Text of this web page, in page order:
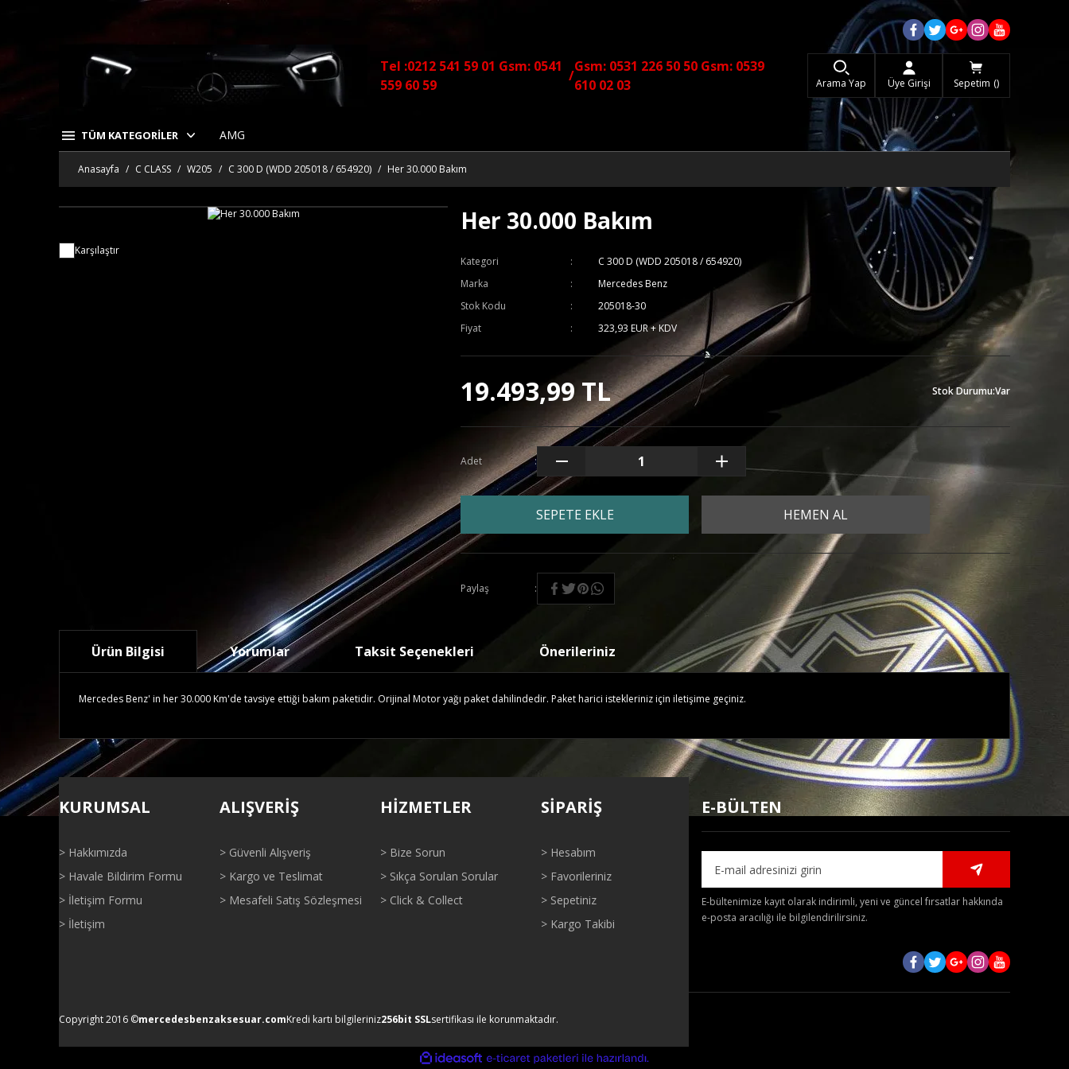
Tel :0212 541 59 01 Gsm: 0541
559 60 59
/
Gsm: 0531 226 50 50 Gsm: 0539
610 02 03
Arama Yap Üye Girişi Sepetim
TÜM KATEGORİLER AMG
Anasayfa C CLASS W205 C 300 D (WDD 205018 / 654920) Her 30.000 Bakım
Karşılaştır
Her 30.000 Bakım
Kategori
C 300 D (WDD 205018 / 654920)
Marka
Mercedes Benz
Stok Kodu
205018-30
Fiyat
323,93 EUR + KDV
19.493,99 TL Stok Durumu:Var
Adet
SEPETE EKLE HEMEN AL
Paylaş
Ürün Bilgisi Yorumlar Taksit Seçenekleri Önerileriniz
Mercedes Benz' in her 30.000 Km'de tavsiye ettiği bakım paketidir. Orijinal Motor yağı paket dahilindedir. Paket harici istekleriniz için iletişime geçiniz.
Bu ürünün fiyat bilgisi, resim, ürün açıklamalarında ve diğer konularda yetersiz gördüğünüz noktaları öneri formunu kullanarak tarafımıza iletebilirsiniz.
Görüş ve önerileriniz için teşekkür ederiz.
Ürün resmi kalitesiz, bozuk veya görüntülenemiyor.
Ürün fiyatı diğer sitelerden daha pahalı.
Gönder
KURUMSAL
> Hakkımızda
> Havale Bildirim Formu
> İletişim Formu
> İletişim
ALIŞVERİŞ
> Güvenli Alışveriş
> Kargo ve Teslimat
> Mesafeli Satış Sözleşmesi
HİZMETLER
> Bize Sorun
> Sıkça Sorulan Sorular
> Click & Collect
SİPARİŞ
> Hesabım
> Favorileriniz
> Sepetiniz
> Kargo Takibi
E-BÜLTEN
E-bültenimize kayıt olarak indirimli, yeni ve güncel fırsatlar hakkında
e-posta aracılığı ile bilgilendirilirsiniz.
Copyright 2016 ©mercedesbenzaksesuar.comKredi kartı bilgileriniz256bit SSLsertifikası ile korunmaktadır.
ideasoft
e-